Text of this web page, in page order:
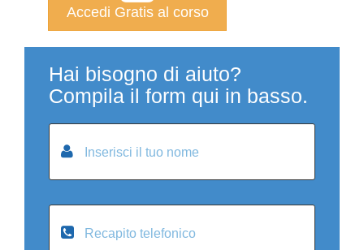
Accedi Gratis al corso
Hai bisogno di aiuto?
Compila il form qui in basso.